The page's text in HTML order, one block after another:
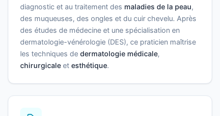
diagnostic et au traitement des maladies de la peau,
des muqueuses, des ongles et du cuir chevelu. Après
des études de médecine et une spécialisation en
dermatologie-vénérologie (DES), ce praticien maîtrise
les techniques de dermatologie médicale,
chirurgicale et esthétique.